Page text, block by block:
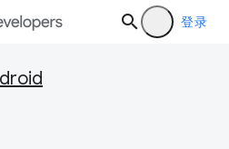
登录